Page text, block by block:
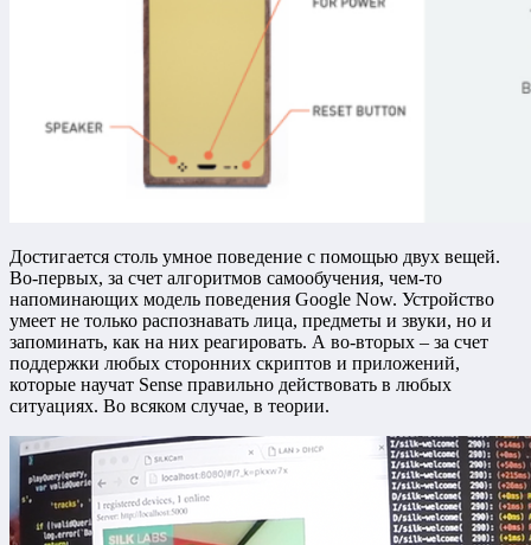
Достигается столь умное поведение с помощью двух вещей.
Во-первых, за счет алгоритмов самообучения, чем-то
напоминающих модель поведения Google Now. Устройство
умеет не только распознавать лица, предметы и звуки, но и
запоминать, как на них реагировать. А во-вторых – за счет
поддержки любых сторонних скриптов и приложений,
которые научат Sense правильно действовать в любых
ситуациях. Во всяком случае, в теории.